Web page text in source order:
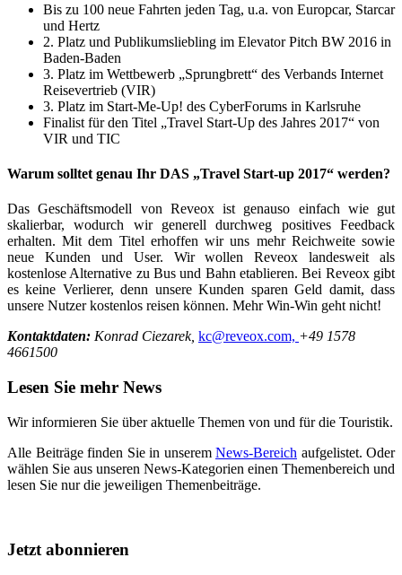
Bis zu 100 neue Fahrten jeden Tag, u.a. von Europcar, Starcar
und Hertz
2. Platz und Publikumsliebling im Elevator Pitch BW 2016 in
Baden-Baden
3. Platz im Wettbewerb „Sprungbrett“ des Verbands Internet
Reisevertrieb (VIR)
3. Platz im Start-Me-Up! des CyberForums in Karlsruhe
Finalist für den Titel „Travel Start-Up des Jahres 2017“ von
VIR und TIC
Warum solltet genau Ihr DAS „Travel Start-up 2017“ werden?
Das Geschäftsmodell von Reveox ist genauso einfach wie gut
skalierbar, wodurch wir generell durchweg positives Feedback
erhalten. Mit dem Titel erhoffen wir uns mehr Reichweite sowie
neue Kunden und User. Wir wollen Reveox landesweit als
kostenlose Alternative zu Bus und Bahn etablieren. Bei Reveox gibt
es keine Verlierer, denn unsere Kunden sparen Geld damit, dass
unsere Nutzer kostenlos reisen können. Mehr Win-Win geht nicht!
Kontaktdaten: Konrad Ciezarek, kc@reveox.com, +49 1578
4661500
Lesen Sie mehr News
Wir informieren Sie über aktuelle Themen von und für die Touristik.
Alle Beiträge finden Sie in unserem News-Bereich aufgelistet. Oder
wählen Sie aus unseren News-Kategorien einen Themenbereich und
lesen Sie nur die jeweiligen Themenbeiträge.
Jetzt abonnieren